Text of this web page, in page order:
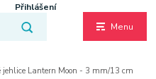
Menu
Přihlášení
jehlice Lantern Moon - 3 mm/13 cm